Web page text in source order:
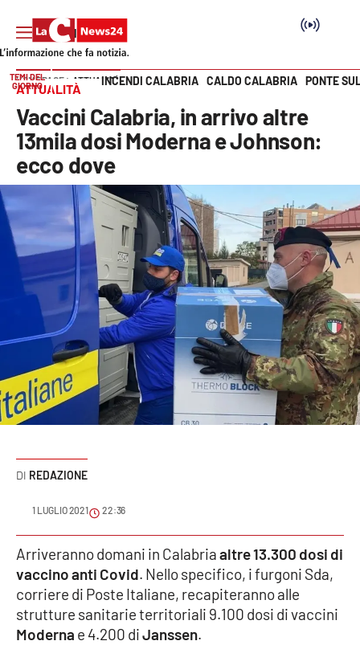
SEZIONI
Cronaca
Politica
Attualità
Economia e lavoro
Italia Mondo
Sanità
Sport
Meteo
Editoriali
VIDEO
Vai
TEMI DEL
GIORNO
INCENDI CALABRIA CALDO CALABRIA PONTE
HOME PAGE ATTUALITÀ
ATTUALITÀ
Vaccini Calabria, in arrivo altre
13mila dosi Moderna e Johnson:
ecco dove
REDAZIONE
1 LUGLIO 2021 22:36
Arriveranno domani in Calabriaaltre 13.300 dosi di
vaccino anti Covid. Nello specifico, i furgoni Sda,
corriere di Poste Italiane, recapiteranno alle
strutture sanitarie territoriali 9.100 dosi di vaccini
Moderna e 4.200 diJanssen.